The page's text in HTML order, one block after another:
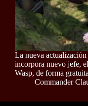
La nueva
incorpora nuevo jefe,
Wasp, de forma
Commander